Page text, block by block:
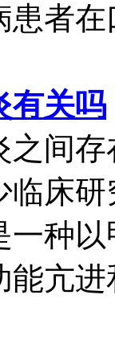
患者
有关吗
之间
临床
一种
能亢